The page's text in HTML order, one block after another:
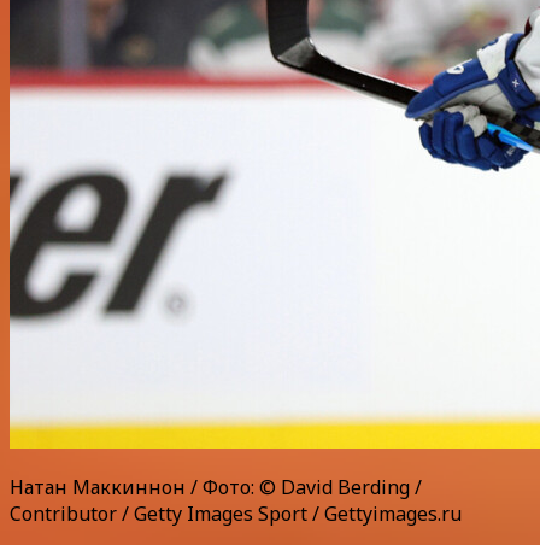
Натан Маккиннон / Фото: © David Berding /
Contributor / Getty Images Sport / Gettyimages.ru